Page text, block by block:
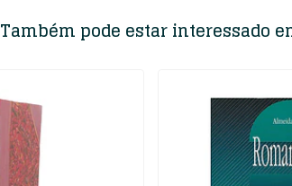
Também pode estar interessado